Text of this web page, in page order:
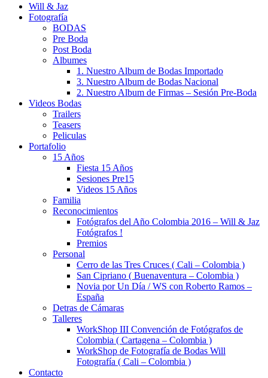
Will & Jaz
Fotografía
BODAS
Pre Boda
Post Boda
Albumes
1. Nuestro Album de Bodas Importado
3. Nuestro Album de Bodas Nacional
2. Nuestro Album de Firmas – Sesión Pre-Boda
Videos Bodas
Trailers
Teasers
Peliculas
Portafolio
15 Años
Fiesta 15 Años
Sesiones Pre15
Videos 15 Años
Familia
Reconocimientos
Fotógrafos del Año Colombia 2016 – Will & Jaz
Fotógrafos !
Premios
Personal
Cerro de las Tres Cruces ( Cali – Colombia )
San Cipriano ( Buenaventura – Colombia )
Novia por Un Día / WS con Roberto Ramos –
España
Detras de Cámaras
Talleres
WorkShop III Convención de Fotógrafos de
Colombia ( Cartagena – Colombia )
WorkShop de Fotografía de Bodas Will
Fotografía ( Cali – Colombia )
Contacto